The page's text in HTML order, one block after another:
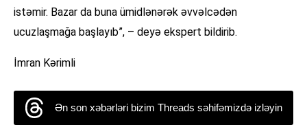
istəmir. Bazar da buna ümidlənərək əvvəlcədən
ucuzlaşmağa başlayıb”, – deyə ekspert bildirib.
İmran Kərimli
Ən son xəbərləri bizim Threads səhifəmizdə izləyin